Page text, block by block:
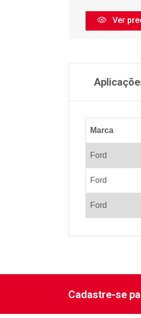
Ver
Marca
Ford
Ford
Ford
Cadastre-se